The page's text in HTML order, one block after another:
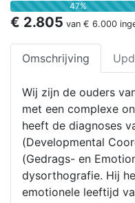
47%
€ 2.805 van € 6.000
Omschrijving
Wij zijn de ouders
met een complexe
heeft de diagnoses
(Developmental
(Gedrags- en
dysorthografie. Hij
emotionele leeftijd